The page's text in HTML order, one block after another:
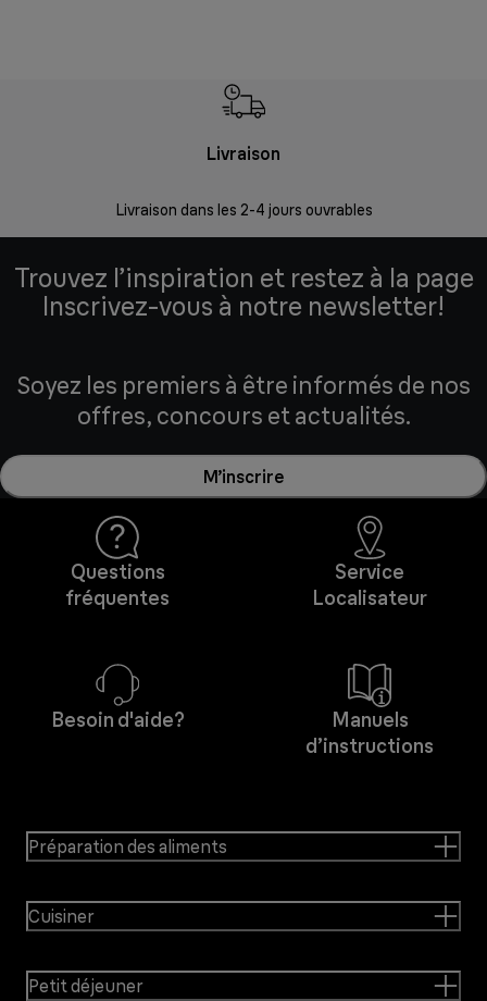
Livraison
Livraison dans les 2-4 jours ouvrables
Trouvez l’inspiration et restez à la page
Inscrivez-vous à notre newsletter!
Soyez les premiers à être informés de nos
offres, concours et actualités.
M’inscrire
Questions
fréquentes
Service
Localisateur
Besoin d'aide?
Manuels
d’instructions
Préparation des aliments
Cuisiner
Petit déjeuner